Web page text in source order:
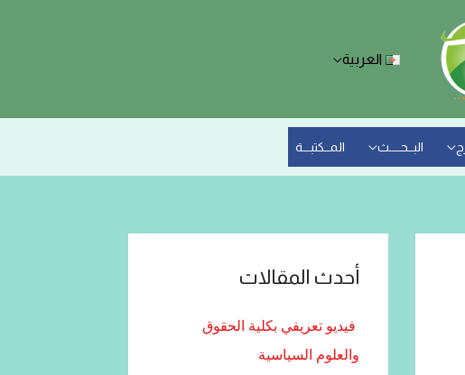
العربية
البــحــــث المــكتبـــة
أحدث المقالات
فيديو تعريفي بكلية الحقوق
والعلوم السياسية